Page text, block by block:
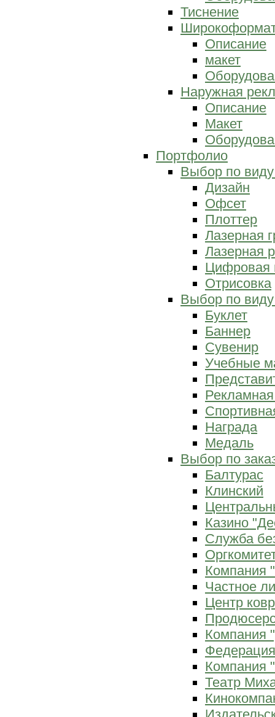
Тиснение
Описание
макет
Наружная
Описание
Макет
Портфолио
Выбор по
Дизайн
Офсет
Плоттер
Лазерная
Лазерная
Цифровая
Отрисовка
Выбор по
Буклет
Баннер
Сувенир
Учебные
Награда
Медаль
Выбор по
Балтурас
Клинский
Казино
Служба
Компания
Частное
Центр
Компания
Компания
Театр